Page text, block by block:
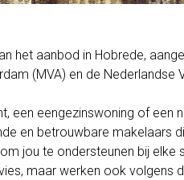
het aanbod in Hobrede,
(MVA) en de Nederlandse
een eengezinswoning of een
en betrouwbare makelaars
jou te ondersteunen bij elke
maar werken ook volgens